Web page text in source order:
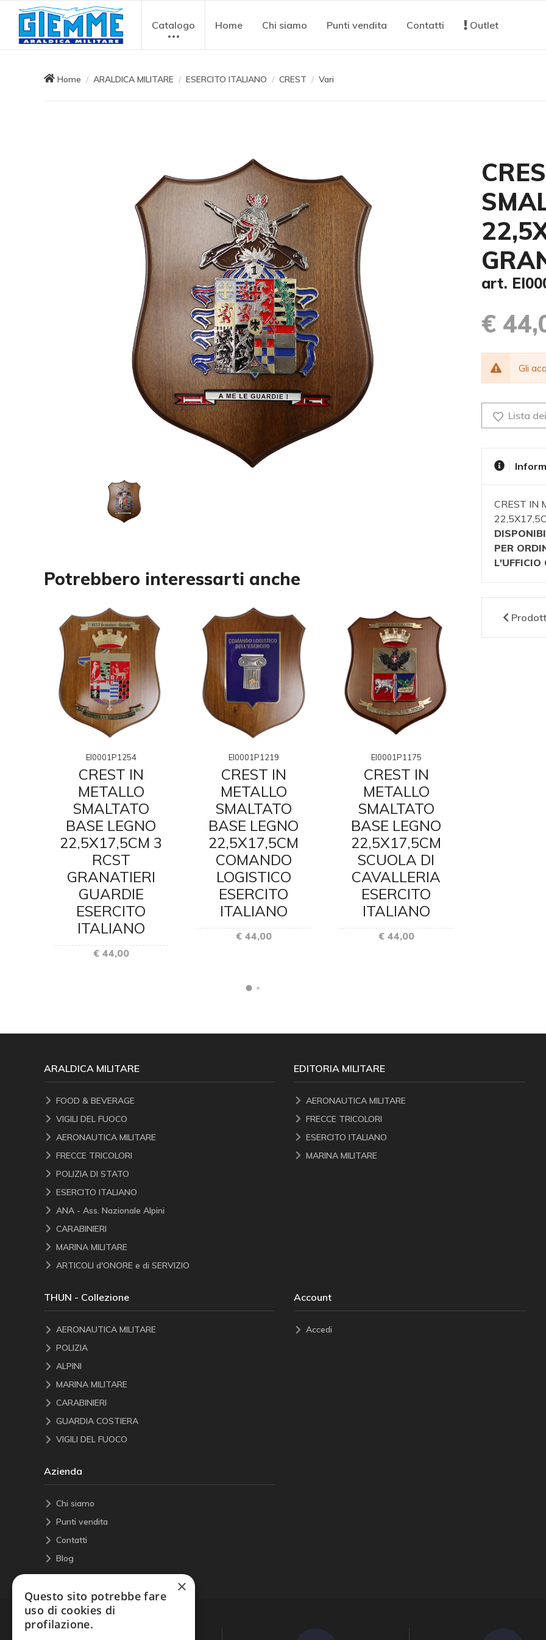
Catalogo Home Chi siamo Punti vendita Contatti Outlet
Home ARALDICA MILITARE ESERCITO ITALIANO CREST Vari
Potrebbero interessarti anche
EI0001P1254
CREST IN
METALLO
SMALTATO
BASE LEGNO
22,5X17,5CM 3
RCST
GRANATIERI
GUARDIE
ESERCITO
ITALIANO
€ 44,00
EI0001P1219
CREST IN
METALLO
SMALTATO
BASE LEGNO
22,5X17,5CM
COMANDO
LOGISTICO
ESERCITO
ITALIANO
€ 44,00
EI0001P1175
CREST IN
METALLO
SMALTATO
BASE LEGNO
22,5X17,5CM
SCUOLA DI
CAVALLERIA
ESERCITO
ITALIANO
€ 44,00
art.
€
Gli
Lista
CREST IN
PER
L'UFFICIO
ARALDICA MILITARE
FOOD & BEVERAGE
VIGILI DEL FUOCO
AERONAUTICA MILITARE
FRECCE TRICOLORI
POLIZIA DI STATO
ESERCITO ITALIANO
ANA - Ass. Nazionale Alpini
CARABINIERI
MARINA MILITARE
ARTICOLI d'ONORE e di SERVIZIO
EDITORIA MILITARE
AERONAUTICA MILITARE
FRECCE TRICOLORI
ESERCITO ITALIANO
MARINA MILITARE
THUN - Collezione
AERONAUTICA MILITARE
POLIZIA
ALPINI
MARINA MILITARE
CARABINIERI
GUARDIA COSTIERA
VIGILI DEL FUOCO
Account
Accedi
Azienda
Chi siamo
Punti vendita
Contatti
Blog
×
Questo sito potrebbe fare
uso di cookies di
profilazione.